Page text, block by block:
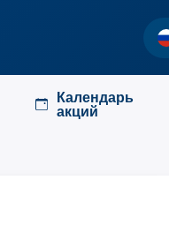
Календарь
акций